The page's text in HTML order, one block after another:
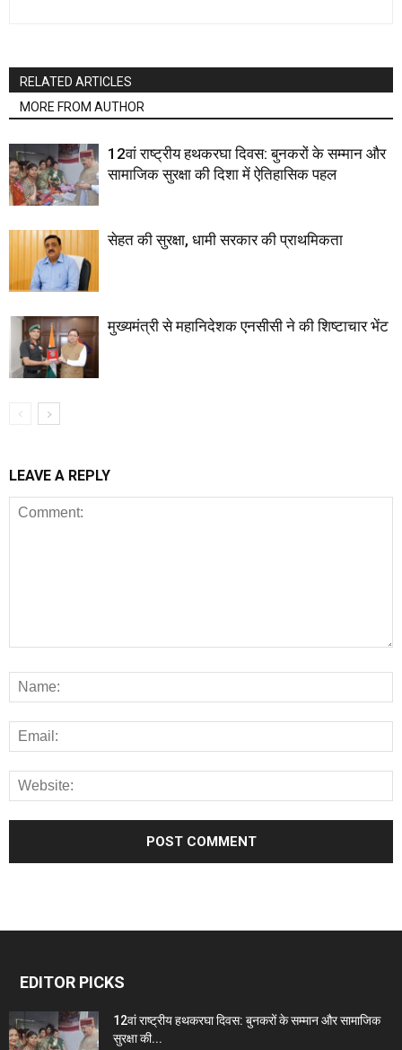
RELATED ARTICLES
MORE FROM AUTHOR
12वां राष्ट्रीय हथकरघा दिवस: बुनकरों के सम्मान और
सामाजिक सुरक्षा की दिशा में ऐतिहासिक पहल
सेहत की सुरक्षा, धामी सरकार की प्राथमिकता
मुख्यमंत्री से महानिदेशक एनसीसी ने की शिष्टाचार भेंट
LEAVE A REPLY
EDITOR PICKS
12वां राष्ट्रीय हथकरघा दिवस: बुनकरों के सम्मान और सामाजिक
सुरक्षा की...